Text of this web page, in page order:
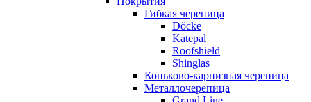
Гибкая черепица
Döcke
Katepal
Roofshield
Shinglas
Коньково-карнизная черепица
Металлочерепица